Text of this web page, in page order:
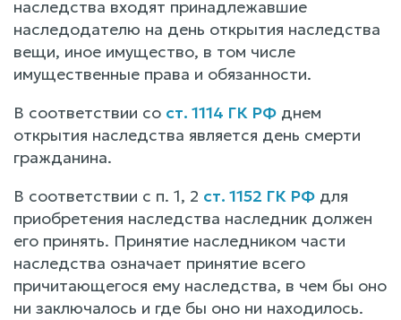
наследства входят принадлежавшие
наследодателю на день открытия наследства
вещи, иное имущество, в том числе
имущественные права и обязанности.
В соответствии со ст. 1114 ГК РФ днем
открытия наследства является день смерти
гражданина.
В соответствии с п. 1, 2 ст. 1152 ГК РФ для
приобретения наследства наследник должен
его принять. Принятие наследником части
наследства означает принятие всего
причитающегося ему наследства, в чем бы оно
ни заключалось и где бы оно ни находилось.